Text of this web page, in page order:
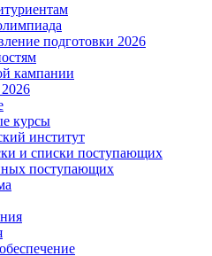
подготовки 2026
кампании
курсы
институт
и списки поступающих
поступающих